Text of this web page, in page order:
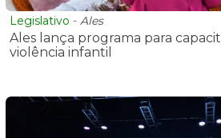
Legislativo - Ales
Ales lança programa para
violência infantil